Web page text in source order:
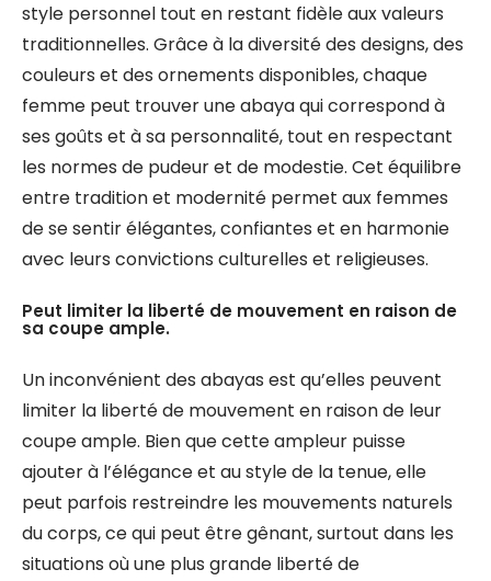
style personnel tout en restant fidèle aux valeurs
traditionnelles. Grâce à la diversité des designs, des
couleurs et des ornements disponibles, chaque
femme peut trouver une abaya qui correspond à
ses goûts et à sa personnalité, tout en respectant
les normes de pudeur et de modestie. Cet équilibre
entre tradition et modernité permet aux femmes
de se sentir élégantes, confiantes et en harmonie
avec leurs convictions culturelles et religieuses.
Peut limiter la liberté de mouvement en raison de
sa coupe ample.
Un inconvénient des abayas est qu’elles peuvent
limiter la liberté de mouvement en raison de leur
coupe ample. Bien que cette ampleur puisse
ajouter à l’élégance et au style de la tenue, elle
peut parfois restreindre les mouvements naturels
du corps, ce qui peut être gênant, surtout dans les
situations où une plus grande liberté de